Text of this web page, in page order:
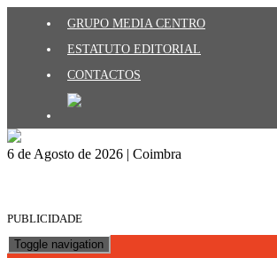
GRUPO MEDIA CENTRO
ESTATUTO EDITORIAL
CONTACTOS
6 de Agosto de 2026 | Coimbra
PUBLICIDADE
Toggle navigation